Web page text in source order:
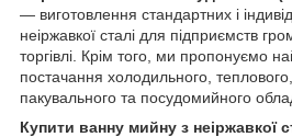
— виготовлення стандартних і
неіржавкої сталі для підприємств
торгівлі. Крім того, ми пропонуємо
постачання холодильного,
пакувального та посудомийного
Купити ванну мийну з неіржавкої